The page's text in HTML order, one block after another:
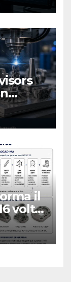
3D
filiera
il
volte